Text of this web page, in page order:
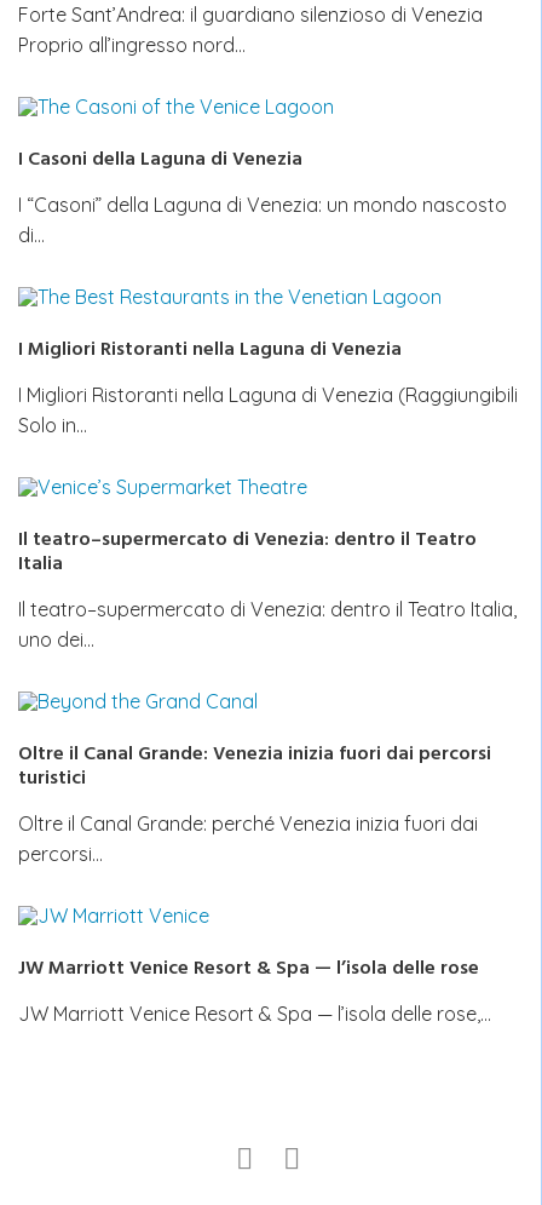
Forte Sant’Andrea: il guardiano silenzioso di Venezia
Proprio all’ingresso nord…
I Casoni della Laguna di Venezia
I “Casoni” della Laguna di Venezia: un mondo nascosto
di…
I Migliori Ristoranti nella Laguna di Venezia
I Migliori Ristoranti nella Laguna di Venezia (Raggiungibili
Solo in…
Il teatro–supermercato di Venezia: dentro il Teatro
Italia
Il teatro–supermercato di Venezia: dentro il Teatro Italia,
uno dei…
Oltre il Canal Grande: Venezia inizia fuori dai percorsi
turistici
Oltre il Canal Grande: perché Venezia inizia fuori dai
percorsi…
JW Marriott Venice Resort & Spa — l’isola delle rose
JW Marriott Venice Resort & Spa — l’isola delle rose,…